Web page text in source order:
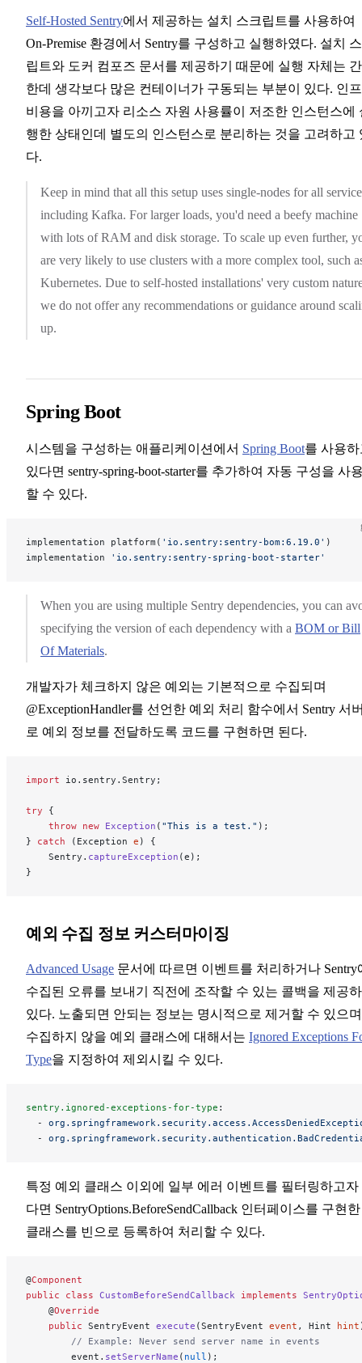
Self-Hosted Sentry에서 제공하는 설치 스크립트를 사용하여
On-Premise 환경에서 Sentry를 구성하고 실행하였다. 설치
립트와 도커 컴포즈 문서를 제공하기 때문에 실행 자체는
한데 생각보다 많은 컨테이너가 구동되는 부분이 있다. 인
비용을 아끼고자 리소스 자원 사용률이 저조한 인스턴스에
행한 상태인데 별도의 인스턴스로 분리하는 것을 고려하고
다.
Keep in mind that all this setup uses single-nodes for all
including Kafka. For larger loads, you'd need a beefy machine
with lots of RAM and disk storage. To scale up even further,
are very likely to use clusters with a more complex tool, such
Kubernetes. Due to self-hosted installations' very custom
we do not offer any recommendations or guidance around
up.
Spring Boot
시스템을 구성하는 애플리케이션에서 Spring Boot를 사용
있다면 sentry-spring-boot-starter를 추가하여 자동 구성을 사
할 수 있다.
implementation platform( 'io.sentry:sentry-bom:6.19.0' )
implementation
'io.sentry:sentry-spring-boot-starter'
When you are using multiple Sentry dependencies, you can
specifying the version of each dependency with a BOM or Bill
Of Materials.
개발자가 체크하지 않은 예외는 기본적으로 수집되며
@ExceptionHandler를 선언한 예외 처리 함수에서 Sentry 서
로 예외 정보를 전달하도록 코드를 구현하면 된다.
import io.sentry.Sentry;
try {
    throw
new Exception ( "This is a test." );
} catch (Exception e ) {
    Sentry.
captureException (e);
}
예외 수집 정보 커스터마이징
Advanced Usage 문서에 따르면 이벤트를 처리하거나 Sentry
수집된 오류를 보내기 직전에 조작할 수 있는 콜백을 제공
있다. 노출되면 안되는 정보는 명시적으로 제거할 수 있으며
수집하지 않을 예외 클래스에 대해서는 Ignored Exceptions
Type을 지정하여 제외시킬 수 있다.
sentry.ignored-exceptions-for-type :
  -
  -
특정 예외 클래스 이외에 일부 에러 이벤트를 필터링하고자
다면 SentryOptions.BeforeSendCallback 인터페이스를 구현한
클래스를 빈으로 등록하여 처리할 수 있다.
@Component
public class CustomBeforeSendCallback implements
    @
Override
    public
SentryEvent execute (SentryEvent event , Hint hint
        // Example: Never send server name in events
        event.
setServerName ( null );